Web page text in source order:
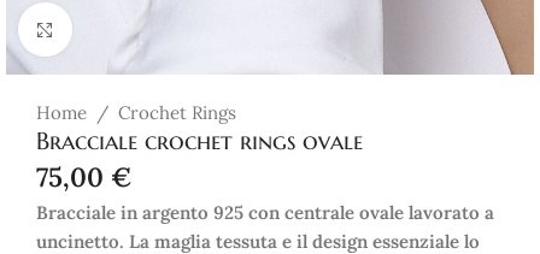
Click to enlarge
Home / Crochet Rings
Bracciale crochet rings ovale
75,00 €
Bracciale in argento 925 con centrale ovale lavorato a
uncinetto. La maglia tessuta e il design essenziale lo